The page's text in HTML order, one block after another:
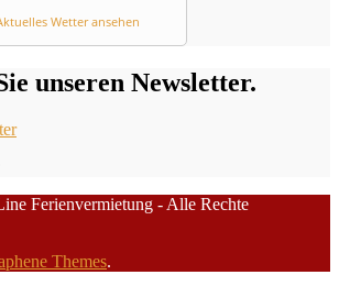
Wetter ansehen
unseren Newsletter.
Ferienvermietung - Alle Rechte
Themes.